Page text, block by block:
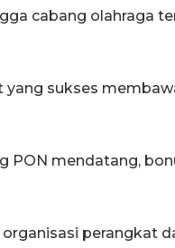
cabang olahraga
sukses
PON mendatang,
perangkat